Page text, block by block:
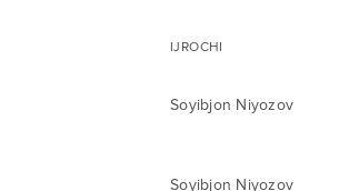
IJROCHI
Soyibjon Niyozov
Soyibjon Niyozov